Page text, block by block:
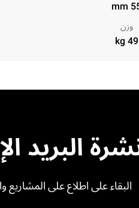
55
وزن
49 kg
البريد
البقاء على اطلاع على المشاريع